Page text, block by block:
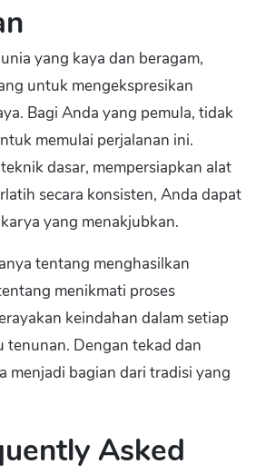
yang kaya dan beragam,
untuk mengekspresikan
Bagi Anda yang pemula, tidak
memulai perjalanan ini.
dasar, mempersiapkan alat
secara konsisten, Anda dapat
yang menakjubkan.
tentang menghasilkan
menikmati proses
keindahan dalam setiap
tenunan. Dengan tekad dan
menjadi bagian dari tradisi yang
Asked